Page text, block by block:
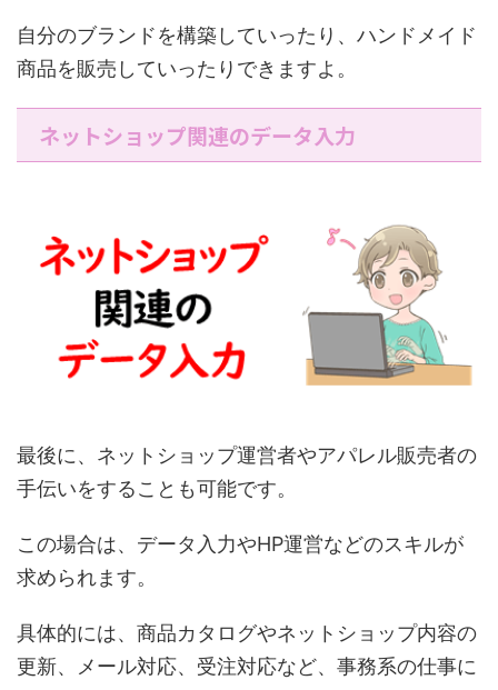
自分のブランドを構築していったり、ハンドメイド
商品を販売していったりできますよ。
ネットショップ関連のデータ入力
最後に、ネットショップ運営者やアパレル販売者の
手伝いをすることも可能です。
この場合は、データ入力やHP運営などのスキルが
求められます。
具体的には、商品カタログやネットショップ内容の
更新、メール対応、受注対応など、事務系の仕事に